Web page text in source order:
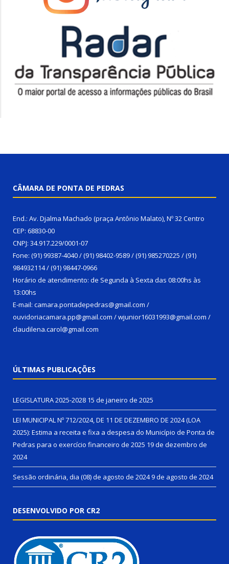
CÂMARA DE PONTA DE PEDRAS
End.: Av. Djalma Machado (praça Antônio Malato), Nº 32 Centro
CEP: 68830-00
CNPJ: 34.917.229/0001-07
Fone: (91) 99387-4040 / (91) 98402-9589 / (91) 985270225 / (91)
984932114 / (91) 98447-0966
Horário de atendimento: de Segunda à Sexta das 08:00hs às
13:00hs
E-mail: camara.pontadepedras@gmail.com /
ouvidoriacamara.pp@gmail.com / wjunior16031993@gmail.com /
claudilena.carol@gmail.com
ÚLTIMAS PUBLICAÇÕES
LEGISLATURA 2025-2028 15 de janeiro de 2025
LEI MUNICIPAL Nº 712/2024, DE 11 DE DEZEMBRO DE 2024 (LOA
2025): Estima a receita e fixa a despesa do Município de Ponta de
Pedras para o exercício financeiro de 2025 19 de dezembro de
2024
Sessão ordinária, dia (08) de agosto de 20249 de agosto de 2024
DESENVOLVIDO POR CR2